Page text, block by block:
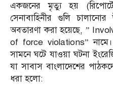
একজনের মৃত্যু হয়
সেনাবাহিনীর গুলি
অবতারণা করা হয়েছে, ”
of force violations”
সামনে ঘটে যাওয়া ঘটনা
যা সাবাস বাংলাদেশের
ধরা হলো: